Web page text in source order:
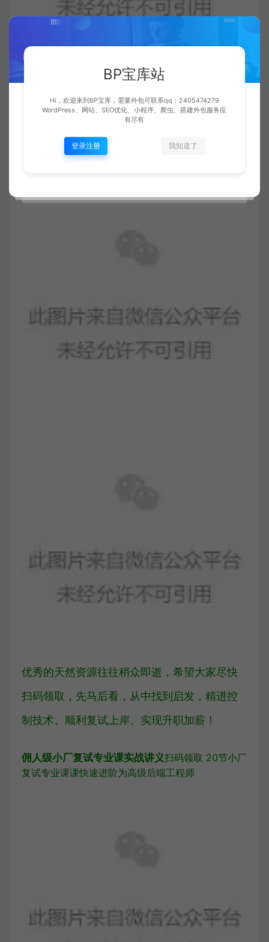
优秀的天然资源往往稍众即逝，希望大家尽快
扫码领取，先马后看，从中找到启发，精进控
制技术、顺利复试上岸、实现升职加薪！
佣人级小厂复试专业课实战讲义扫码领取 20节小厂
复试专业课课快速进阶为高级后端工程师
BP宝库站
Hi，欢迎来到BP宝库，需要外包可联系qq：2405474279
WordPress、网站、SEO优化、小程序、爬虫、搭建外包服务应
有尽有
登录注册 我知道了